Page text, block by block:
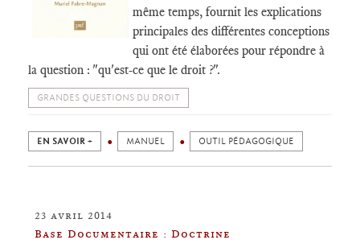
même temps, fournit les explications
principales des différentes conceptions
qui ont été élaborées pour répondre à
la question : "qu'est-ce que le droit ?".
GRANDES QUESTIONS DU DROIT
EN SAVOIR + MANUEL OUTIL PÉDAGOGIQUE
23 avril 2014
Base Documentaire : Doctrine